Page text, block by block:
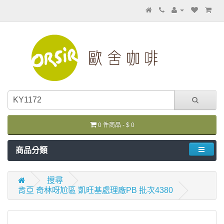
0 件商品 - $ 0
商品分類
搜尋
肯亞 奇林呀尬區 凱旺基處理廠PB 批次4380